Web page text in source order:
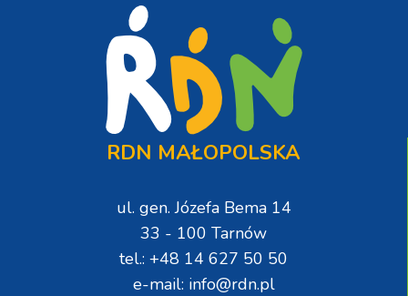
RDN MAŁOPOLSKA
ul. gen. Józefa Bema 14
33 - 100 Tarnów
tel.: +48 14 627 50 50
e-mail: info@rdn.pl